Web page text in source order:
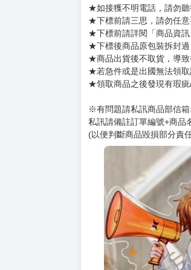
★如接獲不明電話，請勿
★下標前請三思，請勿任
★下標前請詳閱「商品資訊
★下標後商品原包裝拆封
★商品出貨後不取貨，導
★若急件或是出國無法領
★領取商品之後發現有瑕
※有問題請私訊商品部信
私訊請備註訂單編號+商品
(以便判斷商品毀損部分責